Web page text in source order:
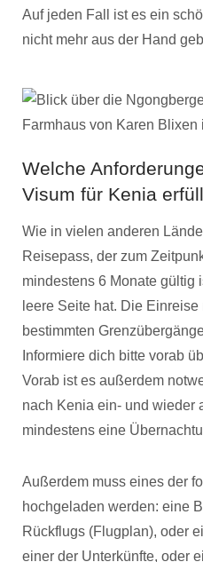
Auf jeden Fall ist es ein
nicht mehr aus der Hand
Welche
Visum für Kenia
Wie in vielen anderen
Reisepass, der zum
mindestens 6 Monate gültig
leere Seite hat. Die
bestimmten
Informiere dich bitte vorab
Vorab ist es außerdem
nach Kenia ein- und wieder
mindestens eine
Außerdem muss eines der
hochgeladen werden: eine
Rückflugs (Flugplan), oder
einer der Unterkünfte, oder